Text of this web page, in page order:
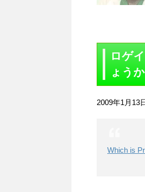
ロゲ
ょう
2009年1月13
Which is